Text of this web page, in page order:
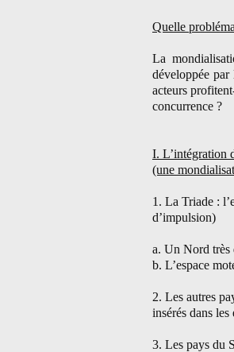
Quelle
La
développée
acteurs
concurrence ?
I. L’intégration
(une
1. La Triade :
d’impulsion)
a. Un Nord très
b. L’espace
2. Les autres
insérés dans
3. Les pays du